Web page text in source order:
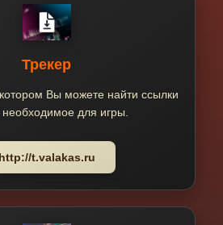
Трекер
Вы можете найти ссылки
необходимое для игры.
http://t.valakas.ru